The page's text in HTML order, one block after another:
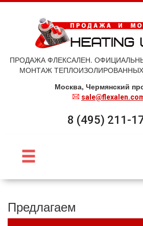
ПРОДАЖА ФЛЕКСАЛЕН.
МОНТАЖ
Москва, Чермянский
8 (495) 211-
Предлагаем